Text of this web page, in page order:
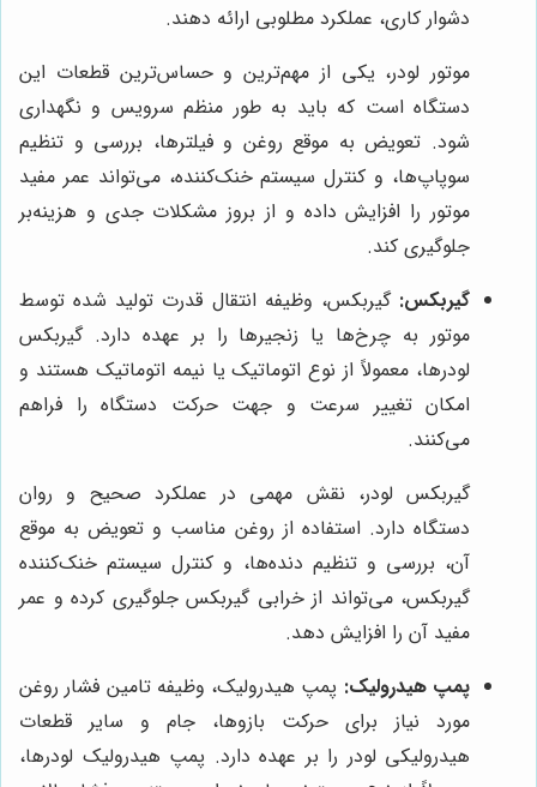
دشوار کاری، عملکرد مطلوبی ارائه دهند.
موتور لودر، یکی از مهم‌ترین و حساس‌ترین قطعات این
دستگاه است که باید به طور منظم سرویس و نگهداری
شود. تعویض به موقع روغن و فیلترها، بررسی و تنظیم
سوپاپ‌ها، و کنترل سیستم خنک‌کننده، می‌تواند عمر مفید
موتور را افزایش داده و از بروز مشکلات جدی و هزینه‌بر
جلوگیری کند.
گیربکس: گیربکس، وظیفه انتقال قدرت تولید شده توسط
موتور به چرخ‌ها یا زنجیرها را بر عهده دارد. گیربکس
لودرها، معمولاً از نوع اتوماتیک یا نیمه اتوماتیک هستند و
امکان تغییر سرعت و جهت حرکت دستگاه را فراهم
می‌کنند.
گیربکس لودر، نقش مهمی در عملکرد صحیح و روان
دستگاه دارد. استفاده از روغن مناسب و تعویض به موقع
آن، بررسی و تنظیم دنده‌ها، و کنترل سیستم خنک‌کننده
گیربکس، می‌تواند از خرابی گیربکس جلوگیری کرده و عمر
مفید آن را افزایش دهد.
پمپ هیدرولیک: پمپ هیدرولیک، وظیفه تامین فشار روغن
مورد نیاز برای حرکت بازوها، جام و سایر قطعات
هیدرولیکی لودر را بر عهده دارد. پمپ هیدرولیک لودرها،